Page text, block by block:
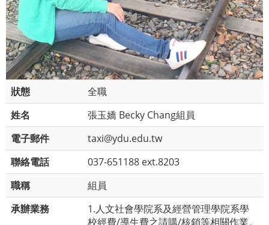
狀態
全職
姓名
張玉嬌 Becky Chang組員
電子郵件
taxi@ydu.edu.tw
聯絡電話
037-651188 ext.8203
職稱
組員
承辦業務
1.人文社會學院系及經營管理學院系學
校經費/導生費之請購/核銷等相關作業。